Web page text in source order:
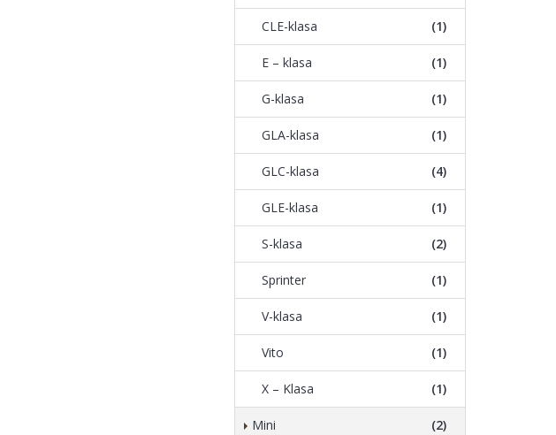
CLE-klasa (1)
E – klasa (1)
G-klasa (1)
GLA-klasa (1)
GLC-klasa (4)
GLE-klasa (1)
S-klasa (2)
Sprinter (1)
V-klasa (1)
Vito (1)
X – Klasa (1)
Mini (2)